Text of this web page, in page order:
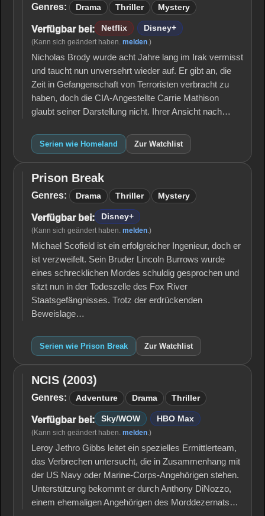
Genres: Drama Thriller Mystery
Verfügbar bei: Netflix Disney+
(Kann sich geändert haben. melden.)
Nicholas Brody wurde acht Jahre lang im Irak vermisst
und taucht nun unversehrt wieder auf. Er gibt an, die
Zeit in Gefangenschaft von Terroristen verbracht zu
haben, doch die CIA-Angestellte Carrie Mathison
glaubt seiner Darstellung nicht. Ihrer Ansicht nach…
Serien wie Homeland Zur Watchlist
Prison
Break
Prison Break
Genres: Drama Thriller Mystery
Verfügbar bei: Disney+
(Kann sich geändert haben. melden.)
Michael Scofield ist ein erfolgreicher Ingenieur, doch er
ist verzweifelt. Sein Bruder Lincoln Burrows wurde
eines schrecklichen Mordes schuldig gesprochen und
sitzt nun in der Todeszelle des Fox River
Staatsgefängnisses. Trotz der erdrückenden
Beweislage…
Serien wie Prison Break Zur Watchlist
NCIS
(2003)
NCIS (2003)
Genres: Adventure Drama Thriller
Verfügbar bei: Sky/WOW HBO Max
(Kann sich geändert haben. melden.)
Leroy Jethro Gibbs leitet ein spezielles Ermittlerteam,
das Verbrechen untersucht, die in Zusammenhang mit
der US Navy oder Marine-Corps-Angehörigen stehen.
Unterstützung bekommt er durch Anthony DiNozzo,
einem ehemaligen Angehörigen des Morddezernats…